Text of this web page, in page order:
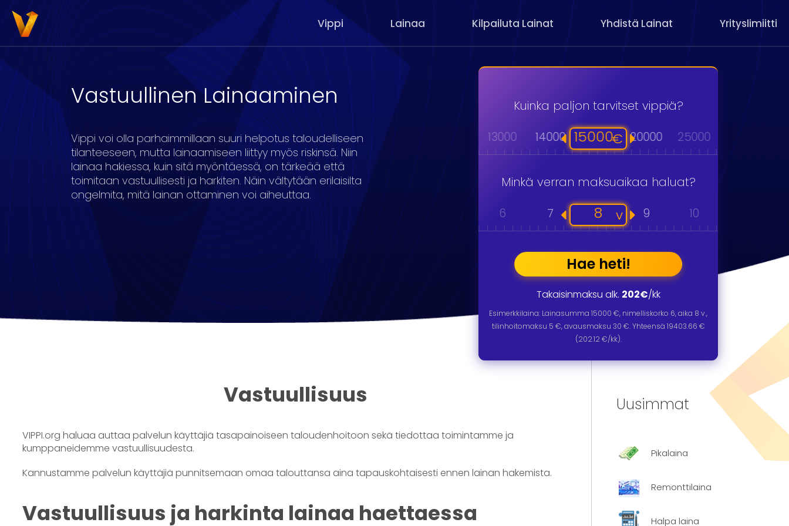
Vippi Lainaa Kilpailuta Lainat Yhdistä Lainat Yrityslimiitti
Vastuullinen Lainaaminen
Vippi voi olla parhaimmillaan suuri helpotus taloudelliseen
tilanteeseen, mutta lainaamiseen liittyy myös riskinsä. Niin
lainaa hakiessa, kuin sitä myöntäessä, on tärkeää että
toimitaan vastuullisesti ja harkiten. Näin vältytään erilaisilta
ongelmita, mitä lainan ottaminen voi aiheuttaa.
Kuinka paljon tarvitset vippiä?
€
3000 4000 5000 6000 7000 8000 9000 10000 11000 13000 14000 15000 20000 25000 30000
Minkä verran maksuaikaa haluat?
v
6 7 8 9 10
Hae heti!
Takaisinmaksu alk. 202€/kk
Esimerkkilaina: Lainasumma15000 €, nimelliskorko 6, aika 8 v.,
tilinhoitomaksu 5 €, avausmaksu 30 €. Yhteensä 19403.66 €
(202.12 €/kk).
Vastuullisuus
VIPPI.org haluaa auttaa palvelun käyttäjiä tasapainoiseen taloudenhoitoon sekä tiedottaa toimintamme ja
kumppaneidemme vastuullisuudesta.
Kannustamme palvelun käyttäjiä punnitsemaan omaa talouttansa aina tapauskohtaisesti ennen lainan hakemista.
Vastuullisuus ja harkinta lainaa haettaessa
Uusimmat
Pikalaina
Remonttilaina
Halpa laina